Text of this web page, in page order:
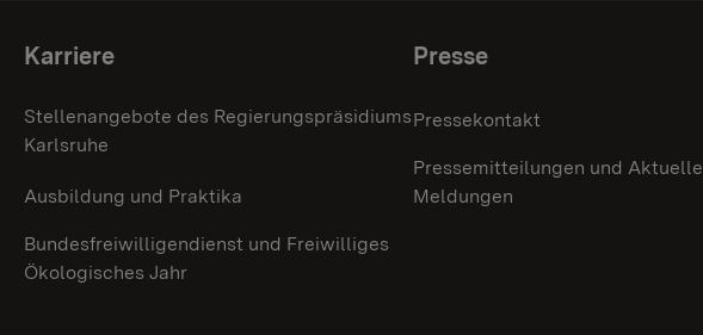
Themenübersicht
Karriere
Stellenangebote des Regierungspräsidiums
Karlsruhe
Ausbildung und Praktika
Bundesfreiwilligendienst und Freiwilliges
Ökologisches Jahr
Presse
Pressekontakt
Pressemitteilungen und Aktuelle
Meldungen